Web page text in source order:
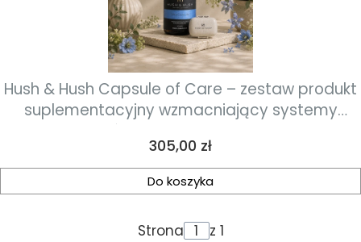
Hush & Hush Capsule of Care – zestaw produkt
suplementacyjny wzmacniający systemy
ochronne skóry 60 kapsułek + organizer na
kapsułki
Cena
305,00 zł
Do koszyka
Strona z 1